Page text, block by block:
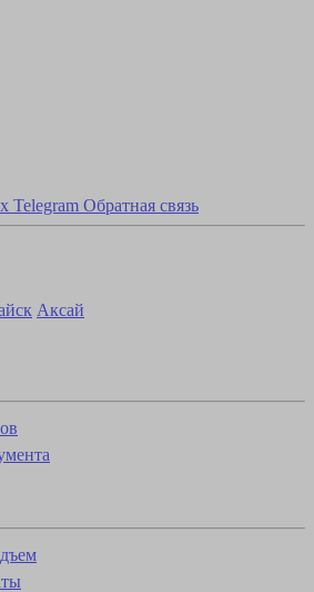
Telegram Обратная связь
Аксай